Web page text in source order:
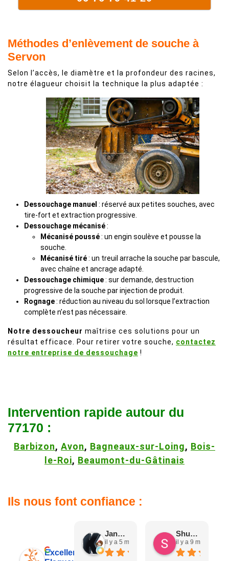
Méthodes d’enlèvement de souche à
Servon
Selon l’accès, le diamètre et la profondeur des racines,
notre élagueur choisit la technique la plus adaptée :
Dessouchage manuel : réservé aux petites souches, avec
tire-fort et extraction progressive.
Dessouchage mécanisé:
Mécanisé poussé: un engin soulève et pousse la
souche.
Mécanisé tiré: un treuil arrache la souche par bascule,
avec chaîne et ancrage adapté.
Dessouchage chimique: sur demande, destruction
progressive de la souche par injection de produit.
Rognage: réduction au niveau du sol lorsque l’extraction
complète n’est pas nécessaire.
Notre dessoucheur maîtrise ces solutions pour un
résultat efficace. Pour retirer votre souche, contactez
notre entreprise de dessouchage !
Intervention rapide autour du
77170 :
Barbizon, Avon, Bagneaux-sur-Loing, Bois-
le-Roi, Beaumont-du-Gâtinais
Ils nous font confiance :
Excellent
Jane D.
il y a 5 mois
Shuang & Jean K.
il y a 9 mois